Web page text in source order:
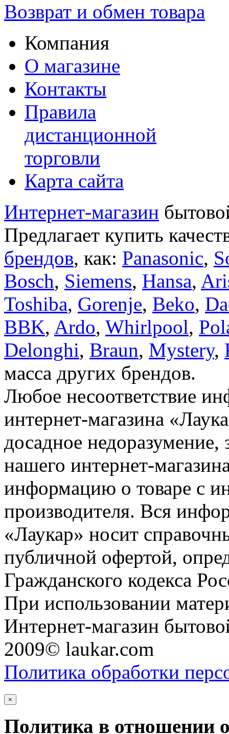
Возврат и обмен товара
Компания
О магазине
Контакты
Правила
дистанционной
торговли
Карта сайта
Интернет-магазин
Предлагает купить
брендов, как: Panasonic,
Bosch, Siemens, Hansa,
Toshiba, Gorenje, Beko,
BBK, Ardo, Whirlpool,
Delonghi, Braun, Mystery,
масса других брендов.
Любое несоответствие
интернет-магазина
досадное недоразумение,
нашего интернет-
информацию о товаре с
производителя. Вся
«Лаукар» носит
публичной офертой,
Гражданского кодекса
При использовании
Интернет-магазин
2009© laukar.com
Политика обработки
×
Политика в отношении